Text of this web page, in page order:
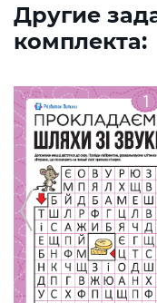
Другие
комплекта: